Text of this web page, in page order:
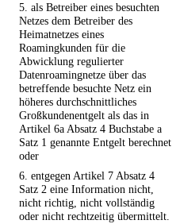
5. als Betreiber eines besuchten
Netzes dem Betreiber des
Heimatnetzes eines
Roamingkunden für die
Abwicklung regulierter
Datenroamingnetze über das
betreffende besuchte Netz ein
höheres durchschnittliches
Großkundenentgelt als das in
Artikel 6a Absatz 4 Buchstabe a
Satz 1 genannte Entgelt berechnet
oder
6. entgegen Artikel 7 Absatz 4
Satz 2 eine Information nicht,
nicht richtig, nicht vollständig
oder nicht rechtzeitig übermittelt.